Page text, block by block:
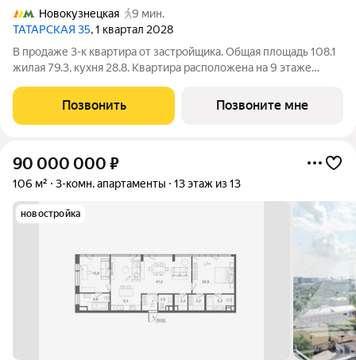
Новокузнецкая
9 мин.
ТАТАРСКАЯ 35, 1 квартал 2028
В продаже 3-к квартира от застройщика. Общая площадь 108.1
жилая 79.3, кухня 28.8. Квартира расположена на 9 этаже
Срок сдачи: 3 кв. 2028 года. ТАТАРСКАЯ 35 - элитная
резиденция рядом с
Позвонить Позвоните мне
90 000 000 ₽
106 м² 3-комн. апартаменты 13 этаж из 13
новостройка